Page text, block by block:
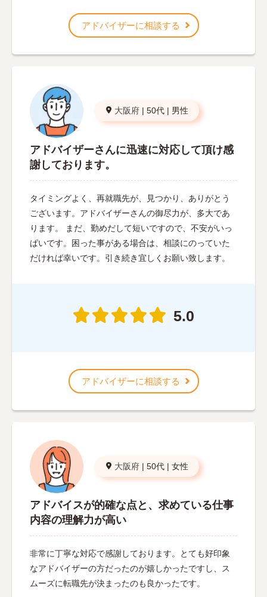
アドバイザーに相談する
大阪府 | 50代 | 男性
アドバイザーさんに迅速に対応して頂け感
謝しております。
タイミングよく、再就職先が、見つかり、ありがとう
ございます。アドバイザーさんの御尽力が、多大であ
ります。 まだ、勤めだして短いですので、不安がいっ
ぱいです。困った事がある場合は、相談にのっていた
だければ幸いです。引き続き宜しくお願い致します。
5.0
アドバイザーに相談する
大阪府 | 50代 | 女性
アドバイスが的確な点と、求めている仕事
内容の理解力が高い
非常に丁寧な対応で感謝しております。とても好印象
なアドバイザーの方だったのが嬉しかったですし、ス
ムーズに転職先が決まったのも良かったです。